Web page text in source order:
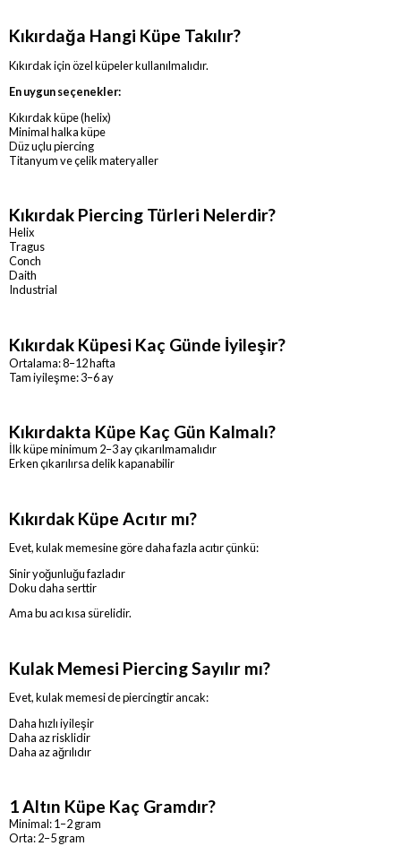
Kıkırdağa Hangi Küpe Takılır?
Kıkırdak için özel küpeler kullanılmalıdır.
En uygun seçenekler:
Kıkırdak küpe (helix)
Minimal halka küpe
Düz uçlu piercing
Titanyum ve çelik materyaller
Kıkırdak Piercing Türleri Nelerdir?
Helix
Tragus
Conch
Daith
Industrial
Kıkırdak Küpesi Kaç Günde İyileşir?
Ortalama: 8–12 hafta
Tam iyileşme: 3–6 ay
Kıkırdakta Küpe Kaç Gün Kalmalı?
İlk küpe minimum 2–3 ay çıkarılmamalıdır
Erken çıkarılırsa delik kapanabilir
Kıkırdak Küpe Acıtır mı?
Evet, kulak memesine göre daha fazla acıtır çünkü:
Sinir yoğunluğu fazladır
Doku daha serttir
Ama bu acı kısa sürelidir.
Kulak Memesi Piercing Sayılır mı?
Evet, kulak memesi de piercingtir ancak:
Daha hızlı iyileşir
Daha az risklidir
Daha az ağrılıdır
1 Altın Küpe Kaç Gramdır?
Minimal: 1–2 gram
Orta: 2–5 gram